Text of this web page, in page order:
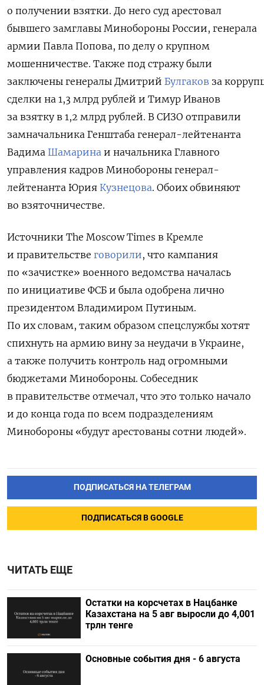
о получении взятки. До него суд арестовал
бывшего замглавы Минобороны России, генерала
армии Павла Попова, по делу о крупном
мошенничестве. Также под стражу были
заключены генералы Дмитрий Булгаков за
сделки на 1,3 млрд рублей и Тимур Иванов
за взятку в 1,2 млрд рублей. В СИЗО отправили
замначальника Генштаба генерал-лейтенанта
Вадима Шамарина и начальника Главного
управления кадров Минобороны генерал-
лейтенанта Юрия Кузнецова. Обоих обвиняют
во взяточничестве.
Источники The Moscow Times в Кремле
и правительстве говорили, что кампания
по «зачистке» военного ведомства началась
по инициативе ФСБ и была одобрена лично
президентом Владимиром Путиным.
По их словам, таким образом спецслужбы хотят
спихнуть на армию вину за неудачи в Украине,
а также получить контроль над огромными
бюджетами Минобороны. Собеседник
в правительстве отмечал, что это только начало
и до конца года по всем подразделениям
Минобороны «будут арестованы сотни людей».
ПОДПИСАТЬСЯ НА ТЕЛЕГРАМ
ПОДПИСАТЬСЯ В GOOGLE
ЧИТАТЬ ЕЩЕ
Остатки на корсчетах в Нацбанке
Казахстана на 5 авг выросли до 4,001
трлн тенге
Основные события дня - 6 августа